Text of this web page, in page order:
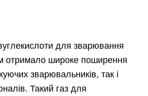
для зварювання
отримало широке поширення
зварювальників, так і
Такий газ для